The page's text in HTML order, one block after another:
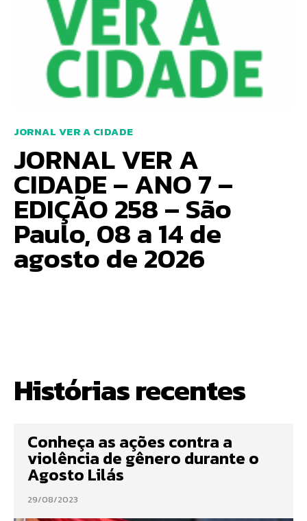
JORNAL VER A CIDADE
JORNAL VER A
CIDADE – ANO 7 –
EDIÇÃO 258 – São
Paulo, 08 a 14 de
agosto de 2026
Histórias recentes
Conheça as ações contra a
violência de gênero durante o
Agosto Lilás
29/08/2023